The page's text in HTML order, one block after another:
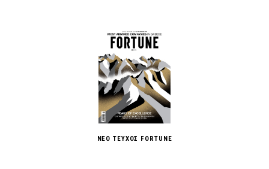
ΝΕΟ ΤΕΥΧΟΣ FORTUNE